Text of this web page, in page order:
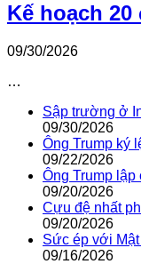
Kế hoạch
09/30/2026
…
Sập trường ở
09/30/2026
Ông Trump ký
09/22/2026
Ông Trump lập
09/20/2026
Cựu đệ nhất
09/20/2026
Sức ép với
09/16/2026